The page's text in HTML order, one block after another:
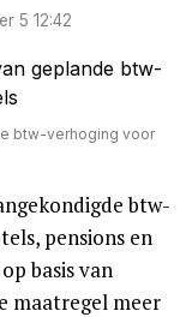
5 12:42
btw-verhoging voor
btw-
pensions en
basis van
maatregel meer